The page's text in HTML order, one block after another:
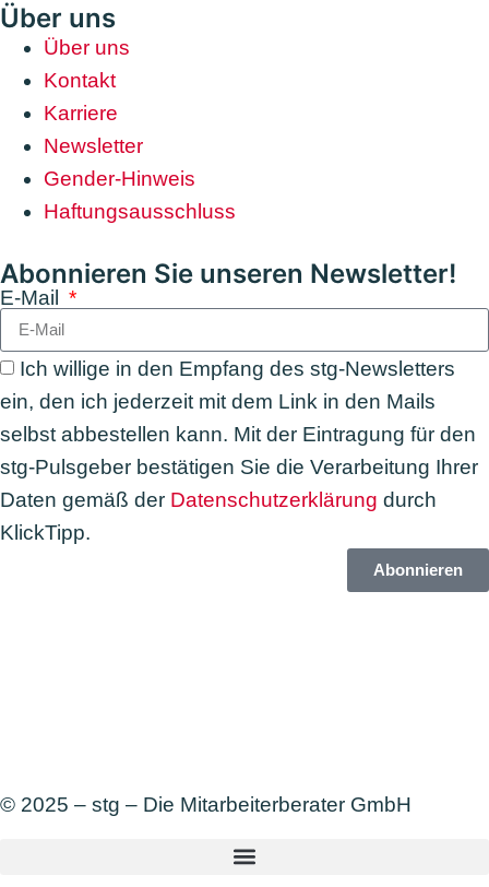
Über uns
Über uns
Kontakt
Karriere
Newsletter
Gender-Hinweis
Haftungsausschluss
Abonnieren Sie unseren Newsletter!
E-Mail
Ich willige in den Empfang des stg-Newsletters
ein, den ich jederzeit mit dem Link in den Mails
selbst abbestellen kann. Mit der Eintragung für den
stg-Pulsgeber bestätigen Sie die Verarbeitung Ihrer
Daten gemäß der Datenschutzerklärung durch
KlickTipp.
Abonnieren
© 2025 – stg – Die Mitarbeiterberater GmbH